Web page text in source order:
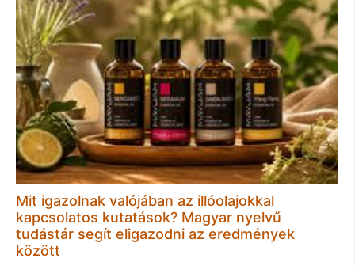
Mit igazolnak valójában az illóolajokkal
kapcsolatos kutatások? Magyar nyelvű
tudástár segít eligazodni az eredmények
között